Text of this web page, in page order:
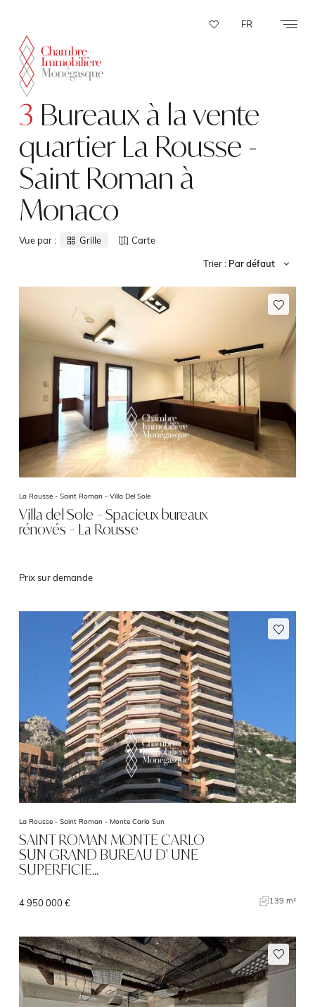
FR
3 Bureaux à la vente
quartier La Rousse -
Saint Roman à
Monaco
Vue par : Grille Carte
Trier : Par défaut
La Rousse - Saint Roman - Villa Del Sole
Villa del Sole – Spacieux bureaux
rénovés – La Rousse
Prix sur demande
La Rousse - Saint Roman - Monte Carlo Sun
SAINT ROMAN MONTE CARLO
SUN GRAND BUREAU D' UNE
SUPERFICIE…
4 950 000 € 139 m²